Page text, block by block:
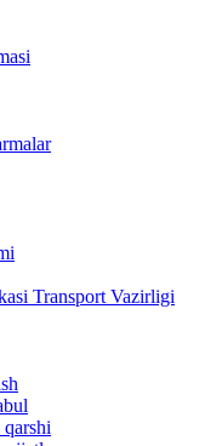
Transport Vazirligi